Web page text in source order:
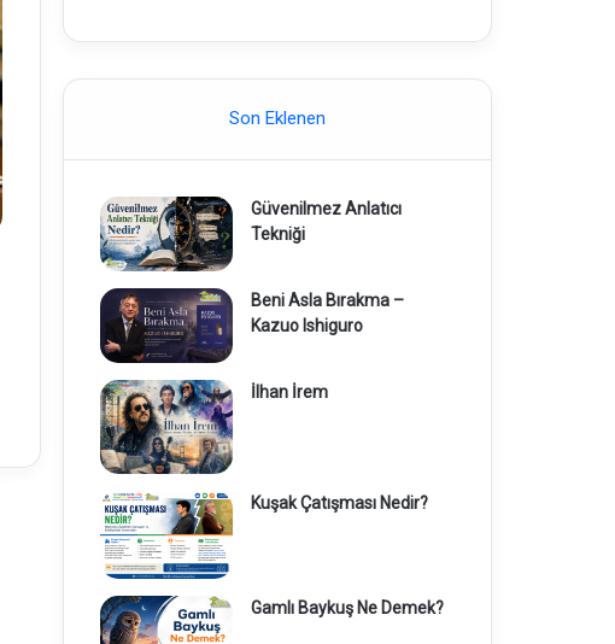
Son Eklenen
Güvenilmez Anlatıcı
Tekniği
Beni Asla Bırakma –
Kazuo Ishiguro
İlhan İrem
Kuşak Çatışması Nedir?
Gamlı Baykuş Ne Demek?